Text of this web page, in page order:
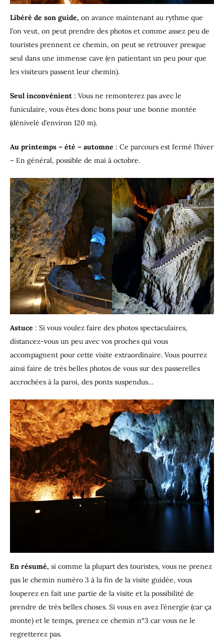
Libéré de son guide, on avance maintenant au rythme que
l’on veut, on peut prendre des photos et comme assez peu de
touristes prennent ce chemin, on peut se retrouver presque
seul dans une immense cave (en patientant un peu pour que
les visiteurs passent leur chemin).
Seul inconvénient : Vous ne remonterez pas avec le
funiculaire, vous êtes donc bons pour une bonne montée
(dénivelé d’environ 120 m).
Au printemps – été – automne : Ce parcours est fermé l’hiver
– En général, possible de mai à octobre.
Astuce : Si vous voulez faire des photos spectaculaires,
distancez-vous un peu avec vos proches qui vous
accompagnent pour cette visite extraordinaire. Vous pourrez
ainsi faire de très belles photos de vous sur des passerelles
accrochées à la paroi, des ponts suspendus…
En résumé, si comme la plupart des touristes, vous ne prenez
pas le chemin numéro 3 à la fin de la visite guidée, vous
louperez en fait une partie de la visite et la possibilité de
prendre de très belles choses. Si vous en avez l’énergie (car ça
monte) et le temps, prenez ce chemin n°3 car vous ne le
regretterez pas.